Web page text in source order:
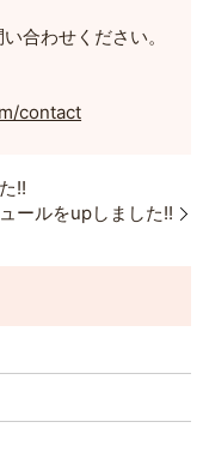
合わせください。
contact
!!
ールをupしました!!